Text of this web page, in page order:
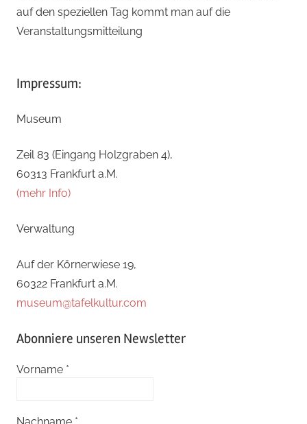
auf den speziellen Tag kommt man auf die
Veranstaltungsmitteilung
Impressum:
Museum
Zeil 83 (Eingang Holzgraben 4),
60313 Frankfurt a.M.
(mehr Info)
Verwaltung
Auf der Körnerwiese 19,
60322 Frankfurt a.M.
museum@tafelkultur.com
Abonniere unseren Newsletter
Vorname *
Nachname *